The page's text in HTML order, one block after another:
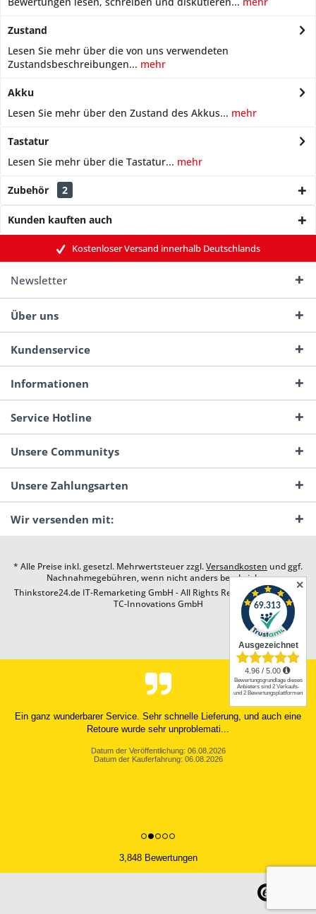
Zustand
Lesen Sie mehr über die von uns verwendeten
Zustandsbeschreibungen... mehr
Akku
Lesen Sie mehr über den Zustand des Akkus... mehr
Tastatur
Lesen Sie mehr über die Tastatur... mehr
Zubehör 2
Kunden kauften auch
Kostenloser Versand innerhalb Deutschlands
Newsletter
Über uns
Kundenservice
Informationen
Service Hotline
Unsere Communitys
Unsere Zahlungsarten
Wir versenden mit:
* Alle Preise inkl. gesetzl. Mehrwertsteuer zzgl.Versandkosten und ggf.
Nachnahmegebühren, wenn nicht anders beschrieben
Thinkstore24.de IT-Remarketing GmbH - All Rights Reserved. Design by
TC-Innovations GmbH
Ein ganz wunderbarer Service. Sehr schnelle Lieferung, und auch eine
Retoure wurde sehr unproblemati...
Datum der Veröffentlichung: 06.08.2026
Datum der Kauferfahrung: 06.08.2026
3,848 Bewertungen
✕